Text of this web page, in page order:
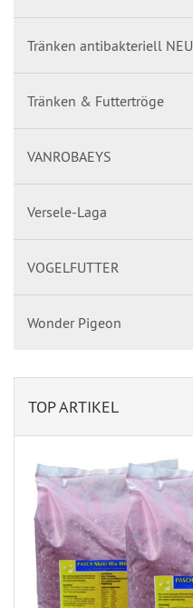
Tränken antibakteriell NEU
Tränken & Futtertröge
VANROBAEYS
Versele-Laga
VOGELFUTTER
Wonder Pigeon
TOP ARTIKEL